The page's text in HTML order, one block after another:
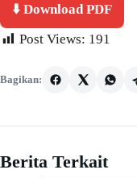
⬇️ Download PDF
Post Views: 191
Bagikan:
Berita Terkait